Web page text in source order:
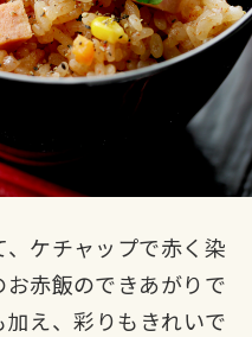
ケチャップで赤く染
赤飯のできあがりで
え、彩りもきれいで